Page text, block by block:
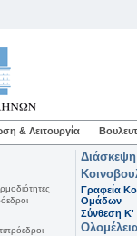
& Λειτουργία
Γραφεία
Ομάδων
Σύνθεση K'